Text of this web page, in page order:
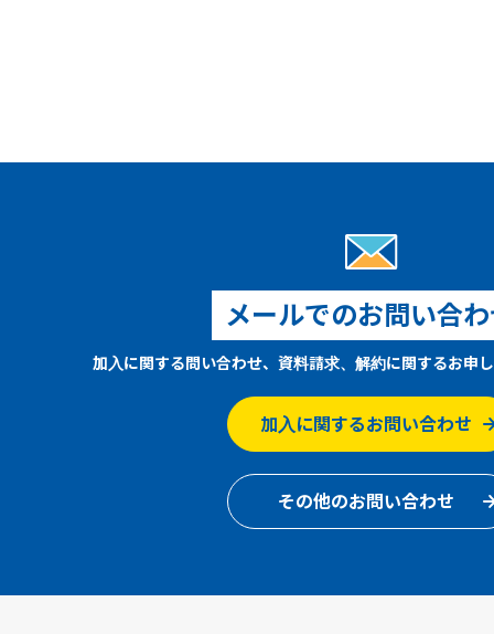
メールでのお問い合
加入に関する問い合わせ、資料請求、解約に関するお申
加入に関するお問い合わせ
その他のお問い合わせ